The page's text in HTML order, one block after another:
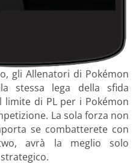
gli Allenatori di Pokémon
stessa lega della sfida
di PL per i Pokémon
La sola forza non
se combatterete con
avrà la meglio solo